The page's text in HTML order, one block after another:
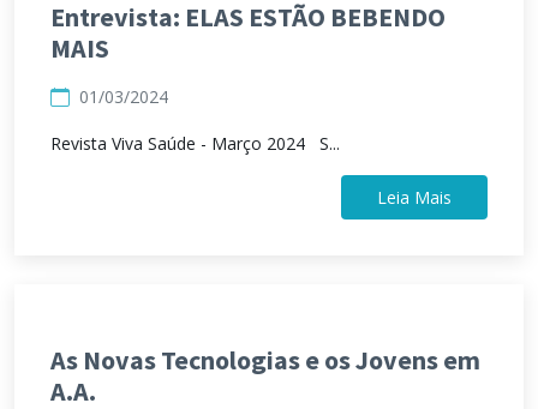
Entrevista: ELAS ESTÃO BEBENDO
MAIS
01/03/2024
Revista Viva Saúde - Março 2024 S...
Leia Mais
As Novas Tecnologias e os Jovens em
A.A.